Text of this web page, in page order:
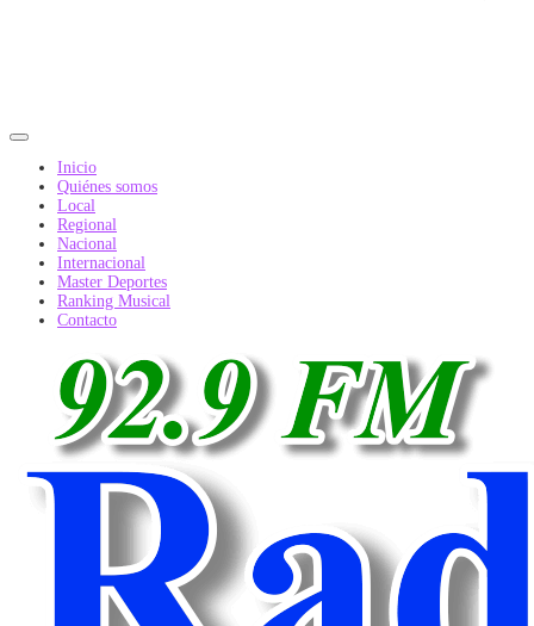
Inicio
Quiénes somos
Local
Regional
Nacional
Internacional
Master Deportes
Ranking Musical
Contacto